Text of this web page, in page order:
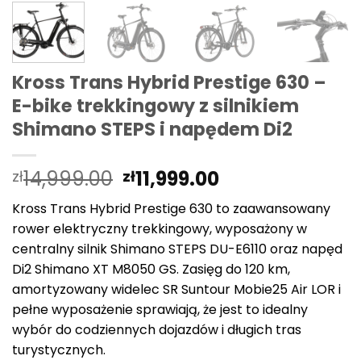
Kross Trans Hybrid Prestige 630 –
E-bike trekkingowy z silnikiem
Shimano STEPS i napędem Di2
zł14,999.00 Pierwotna
cena
wynosiła:
zł14,999.00.
zł11,999.00Aktualna
cena
wynosi:
zł11,999.00.
Kross Trans Hybrid Prestige 630 to zaawansowany
rower elektryczny trekkingowy, wyposażony w
centralny silnik Shimano STEPS DU-E6110 oraz napęd
Di2 Shimano XT M8050 GS. Zasięg do 120 km,
amortyzowany widelec SR Suntour Mobie25 Air LOR i
pełne wyposażenie sprawiają, że jest to idealny
wybór do codziennych dojazdów i długich tras
turystycznych.